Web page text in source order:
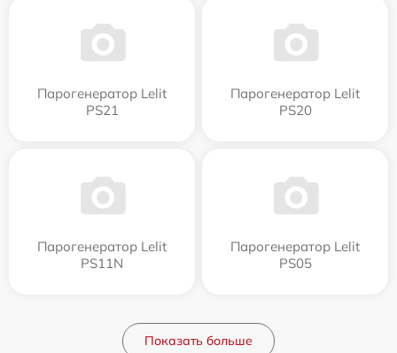
Парогенератор Lelit
PS21
Парогенератор Lelit
PS20
Парогенератор Lelit
PS11N
Парогенератор Lelit
PS05
Показать больше